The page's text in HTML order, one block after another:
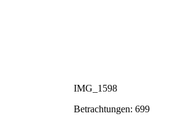
IMG_1598
Betrachtungen: 699